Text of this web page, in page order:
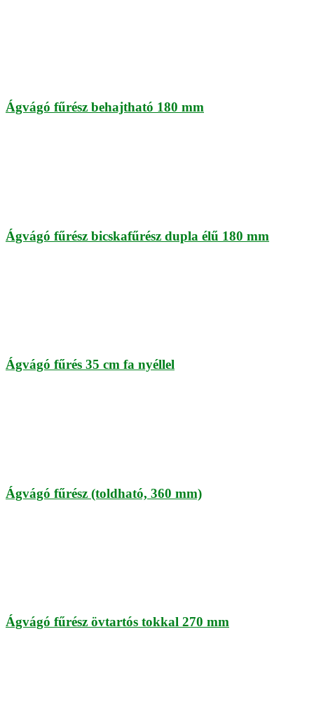
Ágvágó fűrész behajtható 180 mm
Ágvágó fűrész bicskafűrész dupla élű 180 mm
Ágvágó fűrés 35 cm fa nyéllel
Ágvágó fűrész (toldható, 360 mm)
Ágvágó fűrész övtartós tokkal 270 mm